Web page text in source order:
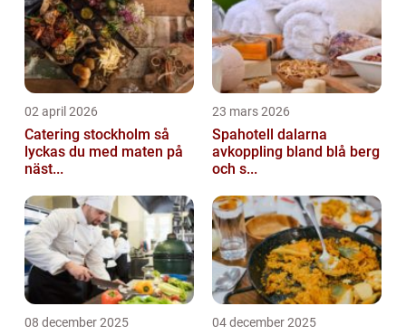
02 april 2026
Catering stockholm så
lyckas du med maten på
näst...
23 mars 2026
Spahotell dalarna
avkoppling bland blå berg
och s...
08 december 2025 04 december 2025